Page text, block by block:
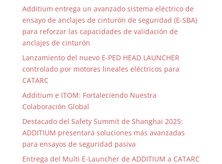
Additium entrega un avanzado sistema eléctrico de
ensayo de anclajes de cinturón de seguridad (E-SBA)
para reforzar las capacidades de validación de
anclajes de cinturón
Lanzamiento del nuevo E-PED HEAD LAUNCHER
controlado por motores lineales eléctricos para
CATARC
Additium e ITOM: Fortaleciendo Nuestra
Colaboración Global
Destacado del Safety Summit de Shanghai 2025:
ADDITIUM presentará soluciones más avanzadas
para ensayos de seguridad pasiva
Entrega del Multi E-Launcher de ADDITIUM a CATARC